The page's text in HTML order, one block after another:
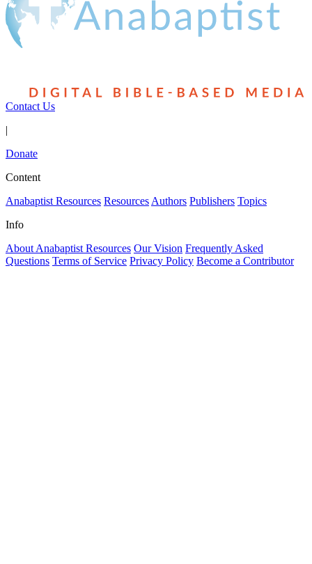
Contact Us
|
Donate
Content
Anabaptist Resources Resources Authors Publishers Topics
Info
About Anabaptist Resources Our Vision Frequently Asked
Questions Terms of Service Privacy Policy Become a Contributor